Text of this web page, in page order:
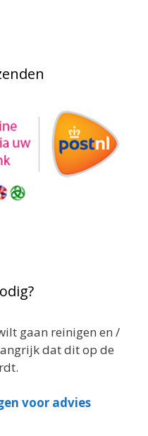
gaan reinigen en /
dat dit op de
voor advies